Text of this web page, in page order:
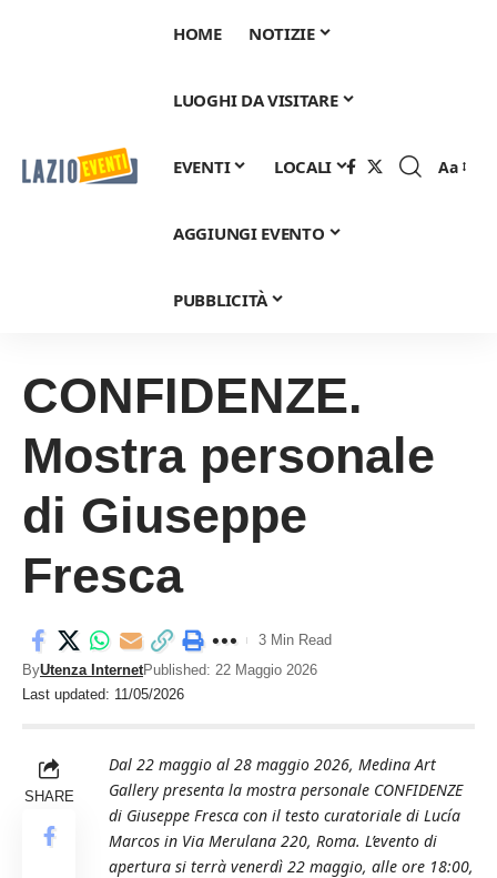
HOME NOTIZIE
LUOGHI DA VISITARE
EVENTI LOCALI
AGGIUNGI EVENTO
PUBBLICITÀ
Font
Aa
CONFIDENZE.
Mostra personale
di Giuseppe
Fresca
Last updated: 11/05/2026
ByUtenza InternetPublished: 22 Maggio 2026
3 Min Read
SHARE
Dal 22 maggio al 28 maggio 2026, Medina Art
Gallery presenta la mostra personale CONFIDENZE
di Giuseppe Fresca con il testo curatoriale di Lucía
Marcos in Via Merulana 220, Roma. L’evento di
apertura si terrà venerdì 22 maggio, alle ore 18:00,